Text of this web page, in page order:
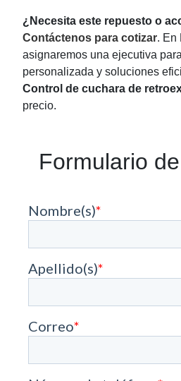
¿Necesita este repuesto o
Contáctenos para cotizar. En
asignaremos una ejecutiva
personalizada y soluciones
Control de cuchara de
precio.
Formulario